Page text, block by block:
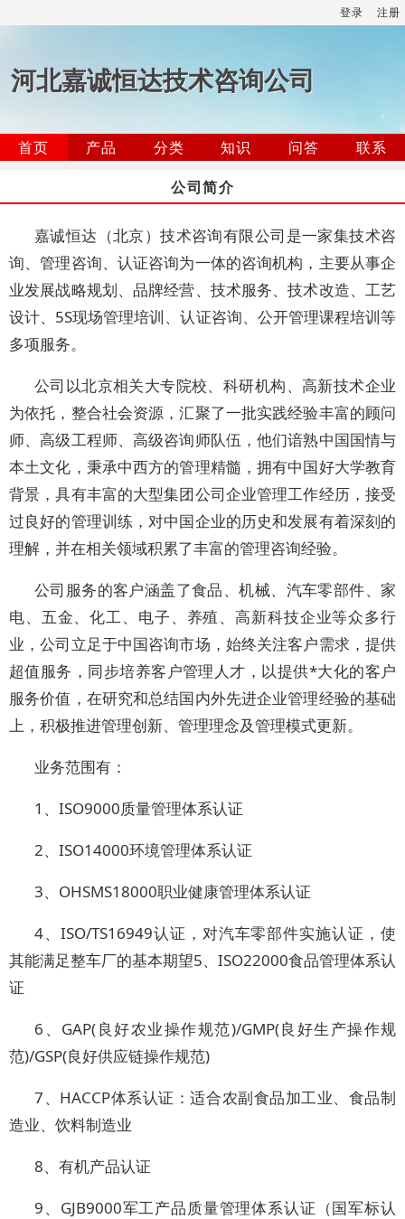
登录 注册
河北嘉诚恒达技术咨询公司
首页 产品 分类 知识 问答
联系
公司简介
嘉诚恒达（北京）技术咨询有限公司是一家集技术咨
询、管理咨询、认证咨询为一体的咨询机构，主要从事企
业发展战略规划、品牌经营、技术服务、技术改造、工艺
设计、5S现场管理培训、认证咨询、公开管理课程培训等
多项服务。
公司以北京相关大专院校、科研机构、高新技术企业
为依托，整合社会资源，汇聚了一批实践经验丰富的顾问
师、高级工程师、高级咨询师队伍，他们谙熟中国国情与
本土文化，秉承中西方的管理精髓，拥有中国好大学教育
背景，具有丰富的大型集团公司企业管理工作经历，接受
过良好的管理训练，对中国企业的历史和发展有着深刻的
理解，并在相关领域积累了丰富的管理咨询经验。
公司服务的客户涵盖了食品、机械、汽车零部件、家
电、五金、化工、电子、养殖、高新科技企业等众多行
业，公司立足于中国咨询市场，始终关注客户需求，提供
超值服务，同步培养客户管理人才，以提供*大化的客户
服务价值，在研究和总结国内外先进企业管理经验的基础
上，积极推进管理创新、管理理念及管理模式更新。
业务范围有：
1、ISO9000质量管理体系认证
2、ISO14000环境管理体系认证
3、OHSMS18000职业健康管理体系认证
4、ISO/TS16949认证，对汽车零部件实施认证，使
其能满足整车厂的基本期望5、ISO22000食品管理体系认
证
6、GAP(良好农业操作规范)/GMP(良好生产操作规
范)/GSP(良好供应链操作规范)
7、HACCP体系认证：适合农副食品加工业、食品制
造业、饮料制造业
8、有机产品认证
9、GJB9000军工产品质量管理体系认证（国军标认